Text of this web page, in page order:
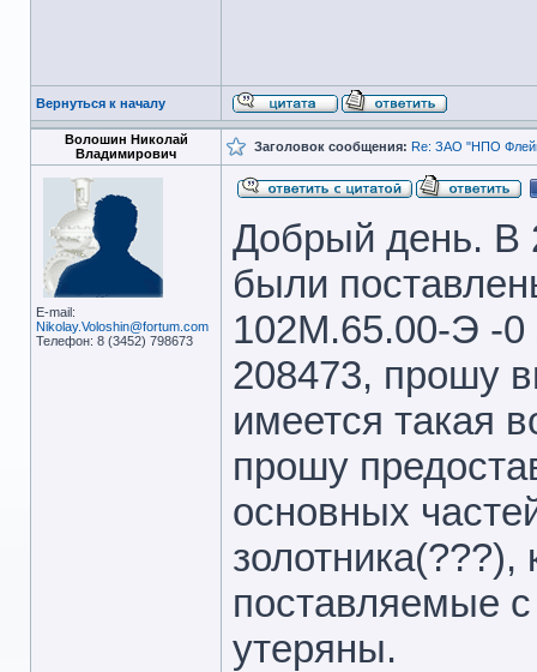
Вернуться к началу
Волошин Николай
Владимирович
Заголовок сообщения: Re: ЗАО "НПО
E-mail:
Nikolay.Voloshin@fortum.com
Телефон: 8 (3452) 798673
Добрый день. В
были
102М.65.00-Э -0
208473, прошу
имеется такая
прошу
основных
золотника(???),
поставляемые
утеряны.